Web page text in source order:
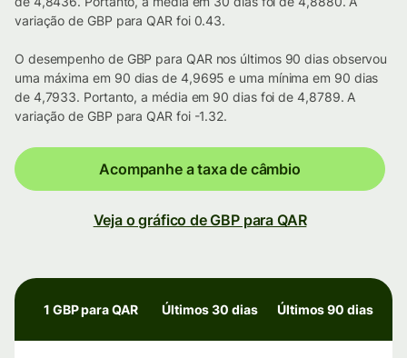
variação de GBP para QAR foi 0.43.
O desempenho de GBP para QAR nos últimos 90 dias observou
uma máxima em 90 dias de 4,9695 e uma mínima em 90 dias
de 4,7933. Portanto, a média em 90 dias foi de 4,8789. A
variação de GBP para QAR foi -1.32.
Acompanhe a taxa de câmbio
Veja o gráfico de GBP para QAR
1 GBP para QAR Últimos 30 dias Últimos 90 dias